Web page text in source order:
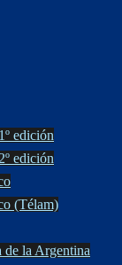
edición
edición
(Télam)
de la Argentina